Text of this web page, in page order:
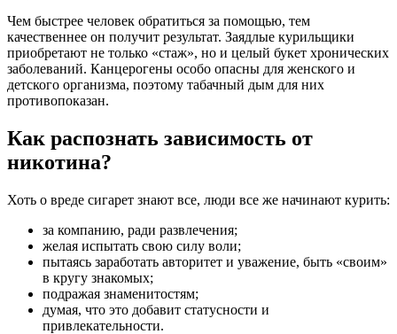
Чем быстрее человек обратиться за помощью, тем
качественнее он получит результат. Заядлые курильщики
приобретают не только «стаж», но и целый букет хронических
заболеваний. Канцерогены особо опасны для женского и
детского организма, поэтому табачный дым для них
противопоказан.
Как распознать зависимость от
никотина?
Хоть о вреде сигарет знают все, люди все же начинают курить:
за компанию, ради развлечения;
желая испытать свою силу воли;
пытаясь заработать авторитет и уважение, быть «своим»
в кругу знакомых;
подражая знаменитостям;
думая, что это добавит статусности и
привлекательности.